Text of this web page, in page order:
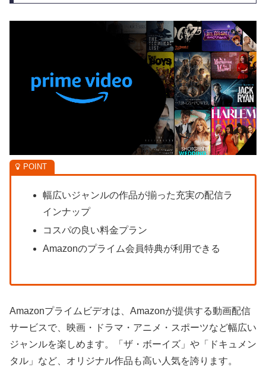
幅広いジャンルの作品が揃った充実の配信ラ
インナップ
コスパの良い料金プラン
Amazonのプライム会員特典が利用できる
Amazonプライムビデオは、Amazonが提供する動画配信
サービスで、映画・ドラマ・アニメ・スポーツなど幅広い
ジャンルを楽しめます。「ザ・ボーイズ」や「ドキュメン
タル」など、オリジナル作品も高い人気を誇ります。